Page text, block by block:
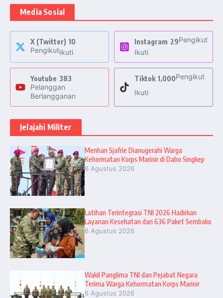
Media Sosial
X (Twitter) 10
PengikutIkuti
Instagram 29Pengikut
Ikuti
Youtube 383
Pelanggan
Berlangganan
Tiktok 1,000Pengikut
Ikuti
Jelajahi Militer
Menhan Sjafrie Dianugerahi Warga
Kehormatan Korps Marinir di Dabo Singkep
6 Agustus 2026
Latihan Terintegrasi TNI 2026 Hadirkan
Layanan Kesehatan dan 636 Paket Sembako
6 Agustus 2026
Wakil Panglima TNI dan Pejabat Negara
Terima Warga Kehormatan Korps Marinir
6 Agustus 2026